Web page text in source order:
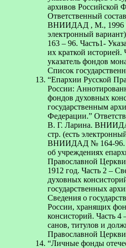
архивов Российской
Ответственный
ВНИИДАД , М., 1996
электронный
163 – 96. Часть1-
их краткой
указатель фондов
Список
“Епархии Русской
России:
фондов духовных
государственным
Федерации.”
В. Г. Ларина.
стр. (есть
ВНИИДАД № 164-96.
об учреждениях
Православной
1912 год. Часть 2 –
духовных
государственных
Сведения о
России, хранящих
консисторий. Часть 4
санов, титулов и
Православной
“Личные фонды